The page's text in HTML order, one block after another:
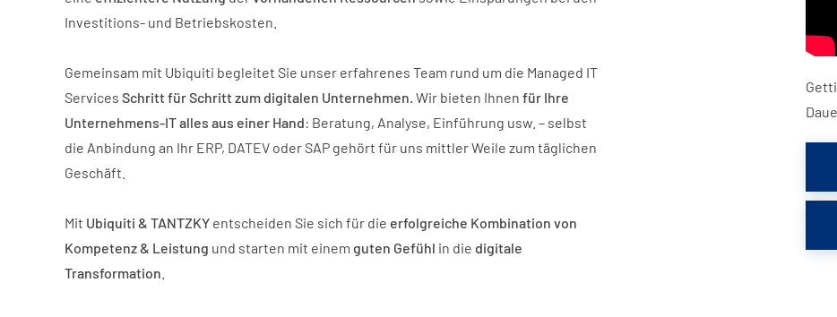
Investitions- und Betriebskosten.
Gemeinsam mit Ubiquiti begleitet Sie unser erfahrenes Team rund um die Managed IT
Services Schritt für Schritt zum digitalen Unternehmen. Wir bieten Ihnen für Ihre
Unternehmens-IT alles aus einer Hand: Beratung, Analyse, Einführung usw. – selbst
die Anbindung an Ihr ERP, DATEV oder SAP gehört für uns mittler Weile zum täglichen
Geschäft.
Mit Ubiquiti & TANTZKY entscheiden Sie sich für die erfolgreiche Kombination von
Kompetenz & Leistung und starten mit einem guten Gefühl in die digitale
Transformation